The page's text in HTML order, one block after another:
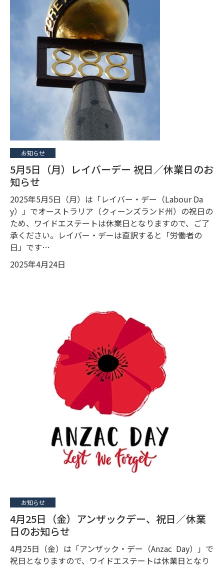
お知らせ
5月5日（月）レイバーデー 祝日／休業日のお
知らせ
2025年5月5日（月）は「レイバー・デー（Labour Da
y）」でオーストラリア（クィーンズランド州）の祝日の
ため、ワイドエステートは休業日となりますので、ご了
承ください。レイバー・デーは直訳すると「労働者の
日」です…
2025年4月24日
お知らせ
4月25日（金）アンザックデー、祝日／休業
日のお知らせ
4月25日（金）は「アンザック・デー（Anzac Day）」で
祝日となりますので、ワイドエステートは休業日となり